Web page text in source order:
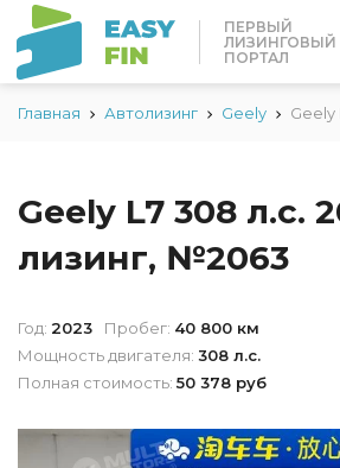
ПЕРВЫЙ
ЛИЗИНГОВЫЙ
ПОРТАЛ
Главная Автолизинг Geely Geely
Geely L7 308 л.с.
лизинг, №2063
Год: 2023 Пробег: 40 800 км
Мощность двигателя: 308 л.с.
Полная стоимость: 50 378 руб